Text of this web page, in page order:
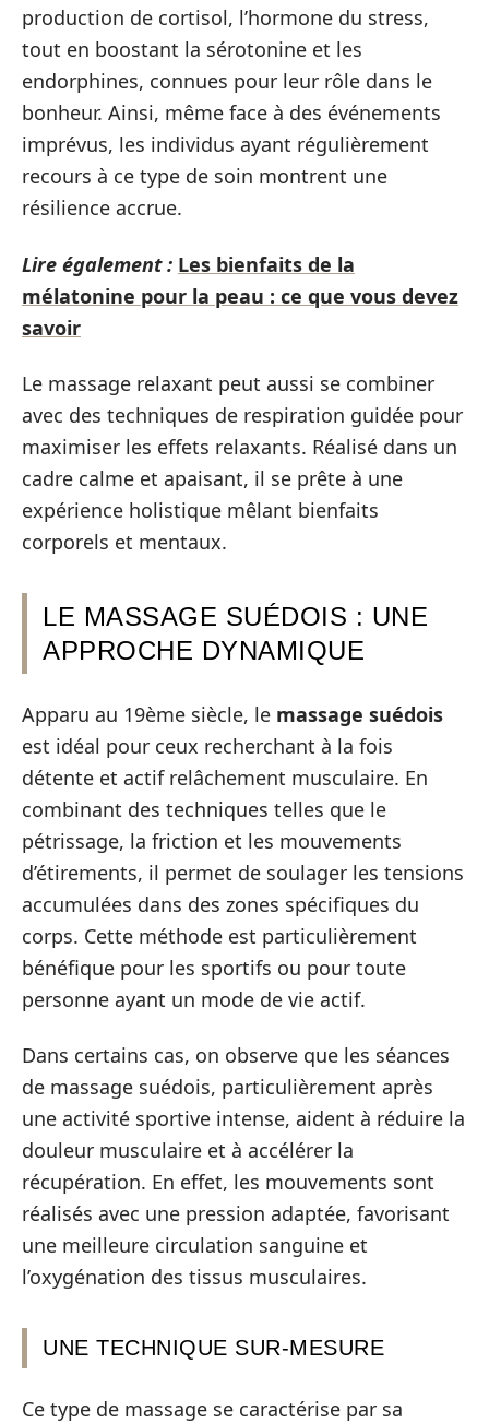
production de cortisol, l’hormone du stress,
tout en boostant la sérotonine et les
endorphines, connues pour leur rôle dans le
bonheur. Ainsi, même face à des événements
imprévus, les individus ayant régulièrement
recours à ce type de soin montrent une
résilience accrue.
Lire également : Les bienfaits de la
mélatonine pour la peau : ce que vous devez
savoir
Le massage relaxant peut aussi se combiner
avec des techniques de respiration guidée pour
maximiser les effets relaxants. Réalisé dans un
cadre calme et apaisant, il se prête à une
expérience holistique mêlant bienfaits
corporels et mentaux.
LE MASSAGE SUÉDOIS : UNE
APPROCHE DYNAMIQUE
Apparu au 19ème siècle, le massage suédois
est idéal pour ceux recherchant à la fois
détente et actif relâchement musculaire. En
combinant des techniques telles que le
pétrissage, la friction et les mouvements
d’étirements, il permet de soulager les tensions
accumulées dans des zones spécifiques du
corps. Cette méthode est particulièrement
bénéfique pour les sportifs ou pour toute
personne ayant un mode de vie actif.
Dans certains cas, on observe que les séances
de massage suédois, particulièrement après
une activité sportive intense, aident à réduire la
douleur musculaire et à accélérer la
récupération. En effet, les mouvements sont
réalisés avec une pression adaptée, favorisant
une meilleure circulation sanguine et
l’oxygénation des tissus musculaires.
UNE TECHNIQUE SUR-MESURE
Ce type de massage se caractérise par sa